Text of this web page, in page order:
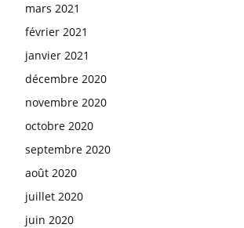
mars 2021
février 2021
janvier 2021
décembre 2020
novembre 2020
octobre 2020
septembre 2020
août 2020
juillet 2020
juin 2020